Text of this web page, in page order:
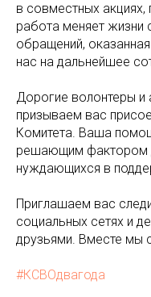
в совместных
работа меняет
обращений,
нас на дальнейшее
Дорогие волонтеры
призываем вас
Комитета. Ваша
решающим фактором
нуждающихся в
Приглашаем вас
социальных сетях и
друзьями. Вместе
#КСВОдвагода